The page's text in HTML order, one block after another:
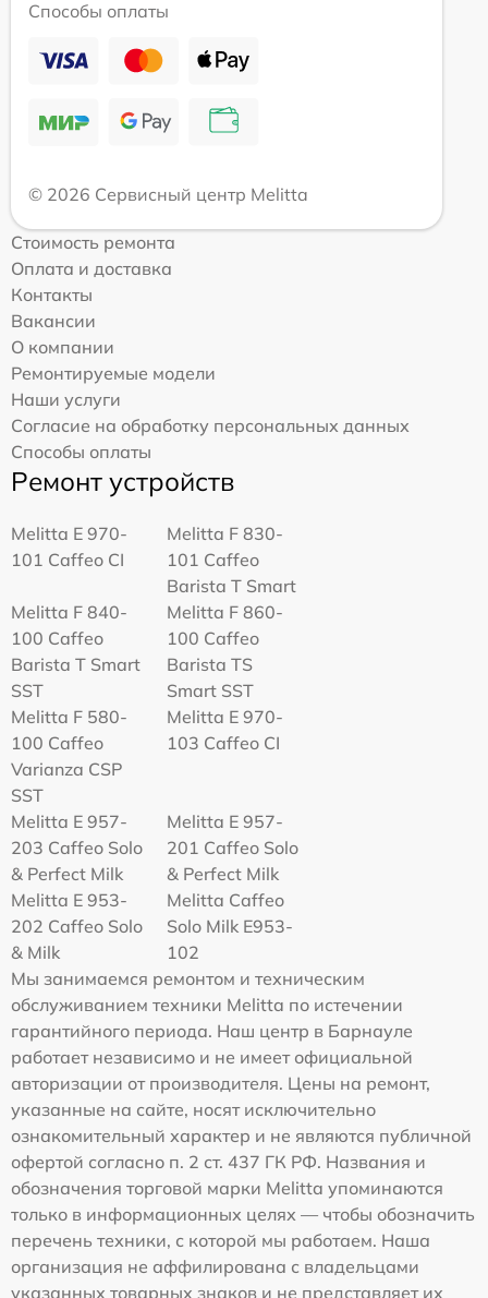
Способы оплаты
© 2026 Сервисный центр Melitta
Стоимость ремонта
Оплата и доставка
Контакты
Вакансии
О компании
Ремонтируемые модели
Наши услуги
Согласие на обработку персональных данных
Способы оплаты
Ремонт устройств
Melitta Е 970-
101 Caffeo CI
Melitta F 830-
101 Caffeo
Barista T Smart
Melitta F 840-
100 Caffeo
Barista T Smart
SST
Melitta F 860-
100 Caffeo
Barista TS
Smart SST
Melitta F 580-
100 Caffeo
Varianza CSP
SST
Melitta Е 970-
103 Caffeo CI
Melitta E 957-
203 Caffeo Solo
& Perfect Milk
Melitta E 957-
201 Caffeo Solo
& Perfect Milk
Melitta Е 953-
202 Caffeo Solo
& Milk
Melitta Caffeo
Solo Milk E953-
102
Мы занимаемся ремонтом и техническим
обслуживанием техники Melitta по истечении
гарантийного периода. Наш центр в Барнауле
работает независимо и не имеет официальной
авторизации от производителя. Цены на ремонт,
указанные на сайте, носят исключительно
ознакомительный характер и не являются публичной
офертой согласно п. 2 ст. 437 ГК РФ. Названия и
обозначения торговой марки Melitta упоминаются
только в информационных целях — чтобы обозначить
перечень техники, с которой мы работаем. Наша
организация не аффилирована с владельцами
указанных товарных знаков и не представляет их